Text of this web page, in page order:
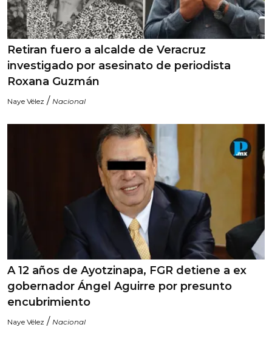
Retiran fuero a alcalde de Veracruz
investigado por asesinato de periodista
Roxana Guzmán
Naye Vélez / Nacional
A 12 años de Ayotzinapa, FGR detiene a ex
gobernador Ángel Aguirre por presunto
encubrimiento
Naye Vélez / Nacional